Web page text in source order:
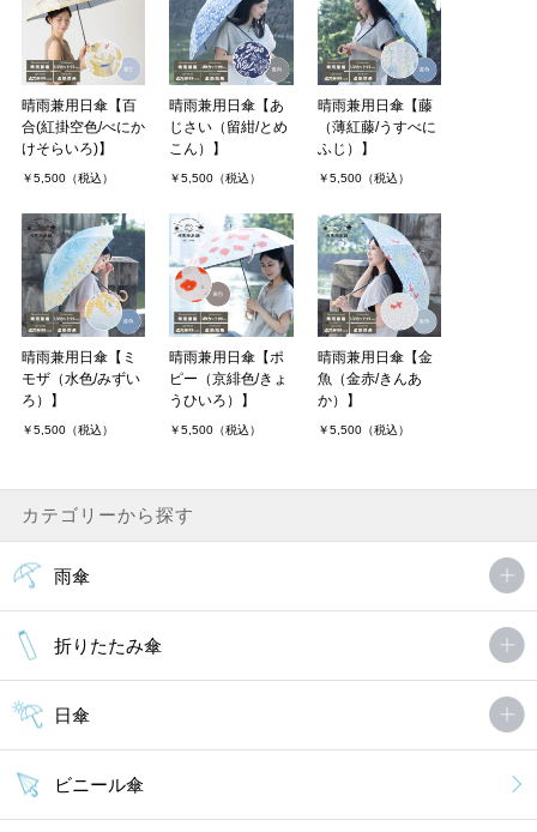
晴雨兼用日傘【百
合(紅掛空色/べにか
けそらいろ)】
￥5,500（税込）
晴雨兼用日傘【あ
じさい（留紺/とめ
こん）】
￥5,500（税込）
晴雨兼用日傘【藤
（薄紅藤/うすべに
ふじ）】
￥5,500（税込）
晴雨兼用日傘【ミ
モザ（水色/みずい
ろ）】
￥5,500（税込）
晴雨兼用日傘【ポ
ピー（京緋色/きょ
うひいろ）】
￥5,500（税込）
晴雨兼用日傘【金
魚（金赤/きんあ
か）】
￥5,500（税込）
カテゴリーから探す
雨傘
折りたたみ傘
日傘
ビニール傘